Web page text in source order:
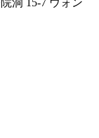
洞 15-7 ウォン